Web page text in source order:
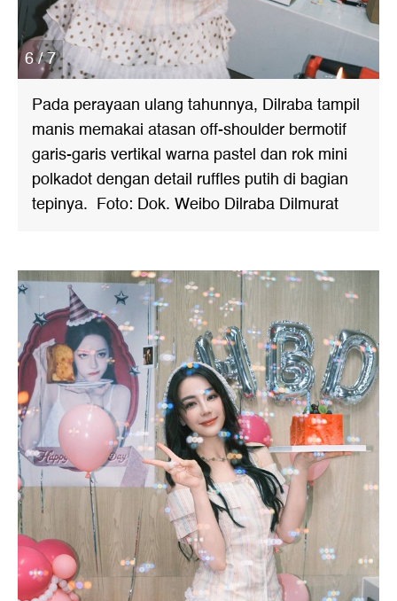
6 / 7
Pada perayaan ulang tahunnya, Dilraba tampil
manis memakai atasan off-shoulder bermotif
garis-garis vertikal warna pastel dan rok mini
polkadot dengan detail ruffles putih di bagian
tepinya. Foto: Dok. Weibo Dilraba Dilmurat